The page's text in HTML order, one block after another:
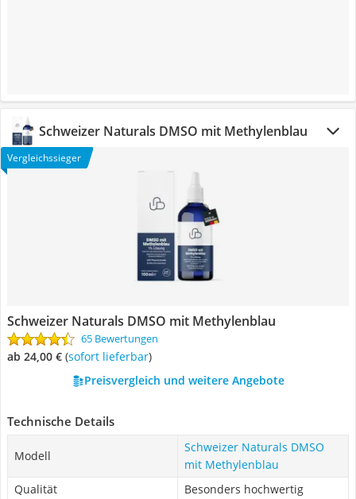
Schweizer Naturals DMSO mit Methylenblau
Vergleichssieger
Schweizer Naturals DMSO mit Methylenblau
65 Bewertungen
ab 24,00 € ( Sofort lieferbar)
Preisvergleich und weitere Angebote
Technische Details
Modell
Schweizer Naturals DMSO
mit Methylenblau
Qualität
Besonders hochwertig